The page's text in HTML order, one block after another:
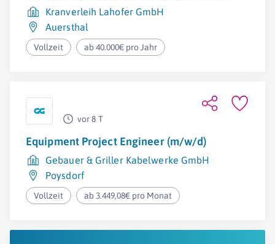
Kranverleih Lahofer GmbH
Auersthal
Vollzeit ab 40.000€ pro Jahr
vor 8 T
Equipment Project Engineer (m/w/d)
Gebauer & Griller Kabelwerke GmbH
Poysdorf
Vollzeit ab 3.449,08€ pro Monat